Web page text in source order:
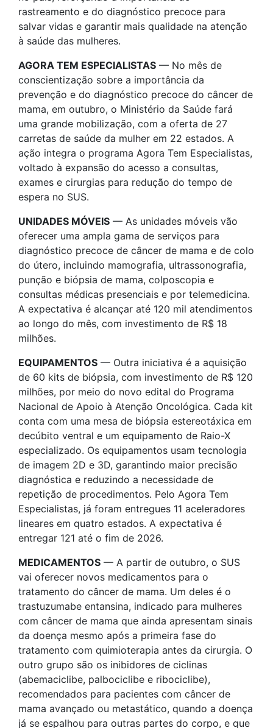
rastreamento e do diagnóstico precoce para
salvar vidas e garantir mais qualidade na atenção
à saúde das mulheres.
AGORA TEM ESPECIALISTAS — No mês de
conscientização sobre a importância da
prevenção e do diagnóstico precoce do câncer de
mama, em outubro, o Ministério da Saúde fará
uma grande mobilização, com a oferta de 27
carretas de saúde da mulher em 22 estados. A
ação integra o programa Agora Tem Especialistas,
voltado à expansão do acesso a consultas,
exames e cirurgias para redução do tempo de
espera no SUS.
UNIDADES MÓVEIS — As unidades móveis vão
oferecer uma ampla gama de serviços para
diagnóstico precoce de câncer de mama e de colo
do útero, incluindo mamografia, ultrassonografia,
punção e biópsia de mama, colposcopia e
consultas médicas presenciais e por telemedicina.
A expectativa é alcançar até 120 mil atendimentos
ao longo do mês, com investimento de R$ 18
milhões.
EQUIPAMENTOS — Outra iniciativa é a aquisição
de 60 kits de biópsia, com investimento de R$ 120
milhões, por meio do novo edital do Programa
Nacional de Apoio à Atenção Oncológica. Cada kit
conta com uma mesa de biópsia estereotáxica em
decúbito ventral e um equipamento de Raio-X
especializado. Os equipamentos usam tecnologia
de imagem 2D e 3D, garantindo maior precisão
diagnóstica e reduzindo a necessidade de
repetição de procedimentos. Pelo Agora Tem
Especialistas, já foram entregues 11 aceleradores
lineares em quatro estados. A expectativa é
entregar 121 até o fim de 2026.
MEDICAMENTOS — A partir de outubro, o SUS
vai oferecer novos medicamentos para o
tratamento do câncer de mama. Um deles é o
trastuzumabe entansina, indicado para mulheres
com câncer de mama que ainda apresentam sinais
da doença mesmo após a primeira fase do
tratamento com quimioterapia antes da cirurgia. O
outro grupo são os inibidores de ciclinas
(abemaciclibe, palbociclibe e ribociclibe),
recomendados para pacientes com câncer de
mama avançado ou metastático, quando a doença
já se espalhou para outras partes do corpo, e que